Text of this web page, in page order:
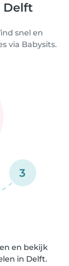
Delft
snel en
via Babysits.
3
en bekijk
in Delft.